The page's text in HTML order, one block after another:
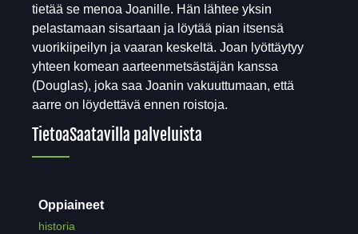
tietää se menoa Joanille. Hän lähtee yksin
pelastamaan sisartaan ja löytää pian itsensä
vuorikiipeilyn ja vaaran keskeltä. Joan lyöttäytyy
yhteen komean aarteenmetsästäjän kanssa
(Douglas), joka saa Joanin vakuuttumaan, että
aarre on löydettävä ennen roistoja.
TietoaSaatavilla palveluista
Oppiaineet
historia